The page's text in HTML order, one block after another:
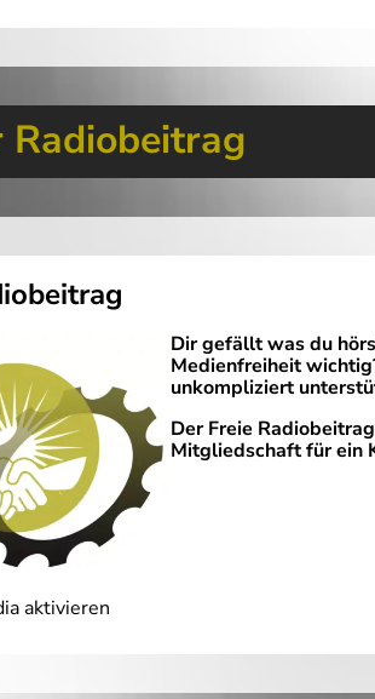
Radiobeitrag
Dir gefällt was du
Medienfreiheit
unkompliziert
Der Freie
Mitgliedschaft für ein
aktivieren